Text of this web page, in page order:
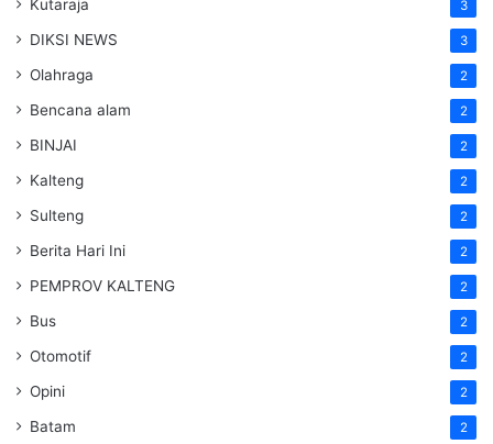
Kutaraja 3
DIKSI NEWS 3
Olahraga 2
Bencana alam 2
BINJAI 2
Kalteng 2
Sulteng 2
Berita Hari Ini 2
PEMPROV KALTENG 2
Bus 2
Otomotif 2
Opini 2
Batam 2